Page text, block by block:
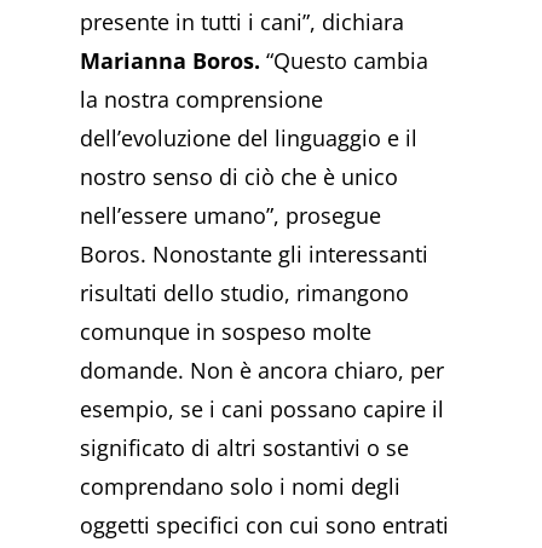
presente in tutti i cani”, dichiara
Marianna Boros. “Questo cambia
la nostra comprensione
dell’evoluzione del linguaggio e il
nostro senso di ciò che è unico
nell’essere umano”, prosegue
Boros. Nonostante gli interessanti
risultati dello studio, rimangono
comunque in sospeso molte
domande. Non è ancora chiaro, per
esempio, se i cani possano capire il
significato di altri sostantivi o se
comprendano solo i nomi degli
oggetti specifici con cui sono entrati